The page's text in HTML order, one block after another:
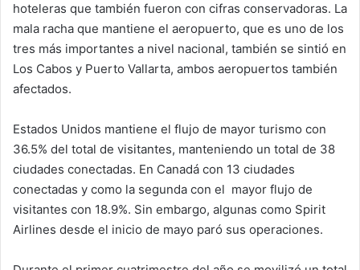
hoteleras que también fueron con cifras conservadoras. La
mala racha que mantiene el aeropuerto, que es uno de los
tres más importantes a nivel nacional, también se sintió en
Los Cabos y Puerto Vallarta, ambos aeropuertos también
afectados.
Estados Unidos mantiene el flujo de mayor turismo con
36.5% del total de visitantes, manteniendo un total de 38
ciudades conectadas. En Canadá con 13 ciudades
conectadas y como la segunda con el mayor flujo de
visitantes con 18.9%. Sin embargo, algunas como Spirit
Airlines desde el inicio de mayo paró sus operaciones.